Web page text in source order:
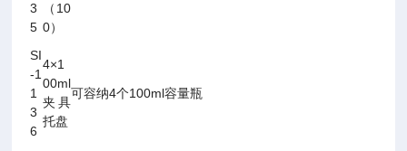
3
5
（10
0）
SI
-1
1
3
6
4×1
00ml
夹具
托盘
可容纳4个100ml容量瓶